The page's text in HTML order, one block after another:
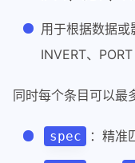
用于根据数据或
INVERT、PORT
同时每个条目可以最
spec ：精准